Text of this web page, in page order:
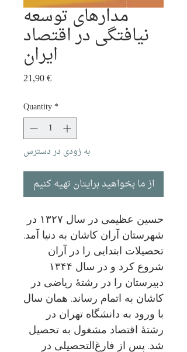
مدارهای توسعه
نیافتگی در اقتصاد
ایران
21,90 €Price
Quantity*
به زودی در دسترس
از ما بخواهید برایتان تهیه کنیم
حسین عظیمی در سال ۱۳۲۷ در
شهرستان آران کاشان به دنیا آمد.
تحصیلات ابتدایی را در آران
شروع کرد و در سال ۱۳۴۴
دبیرستان را در رشتهٔ ریاضی در
کاشان به اتمام رساند. همان سال
با ورود به دانشگاه تهران در
رشتهٔ اقتصاد مشغول به تحصیل
شد. پس از فارغ‌التحصیلی در